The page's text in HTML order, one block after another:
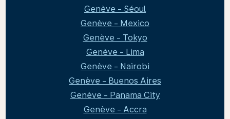
Genève - Séoul
Genève - Mexico
Genève - Tokyo
Genève - Lima
Genève - Nairobi
Genève - Buenos Aires
Genève - Panama City
Genève - Accra